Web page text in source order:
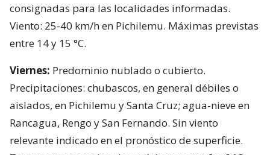
consignadas para las localidades informadas.
Viento: 25-40 km/h en Pichilemu. Máximas previstas
entre 14 y 15 °C.
Viernes: Predominio nublado o cubierto.
Precipitaciones: chubascos, en general débiles o
aislados, en Pichilemu y Santa Cruz; agua-nieve en
Rancagua, Rengo y San Fernando. Sin viento
relevante indicado en el pronóstico de superficie.